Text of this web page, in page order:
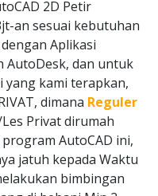
2D Petir
an sesuai kebutuhan
Aplikasi
AutoDesk, dan untuk
yang kami terapkan,
dimana Reguler
Privat dirumah
AutoCAD ini,
jatuh kepada Waktu
bimbingan